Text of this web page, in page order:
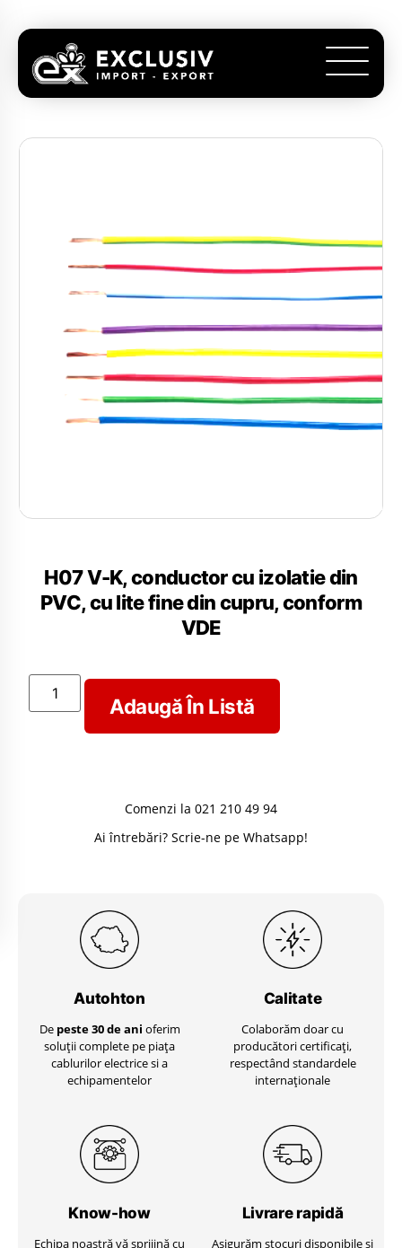
H07 V-K, conductor cu izolatie din
PVC, cu lite fine din cupru, conform
VDE
Adaugă În Listă
Comenzi la 021 210 49 94
Ai întrebări? Scrie-ne pe Whatsapp!
Autohton
De peste 30 de ani oferim
soluții complete pe piața
cablurilor electrice si a
echipamentelor
Calitate
Colaborăm doar cu
producători certificați,
respectând standardele
internaționale
Know-how
Echipa noastră vă sprijină cu
Livrare rapidă
Asigurăm stocuri disponibile și